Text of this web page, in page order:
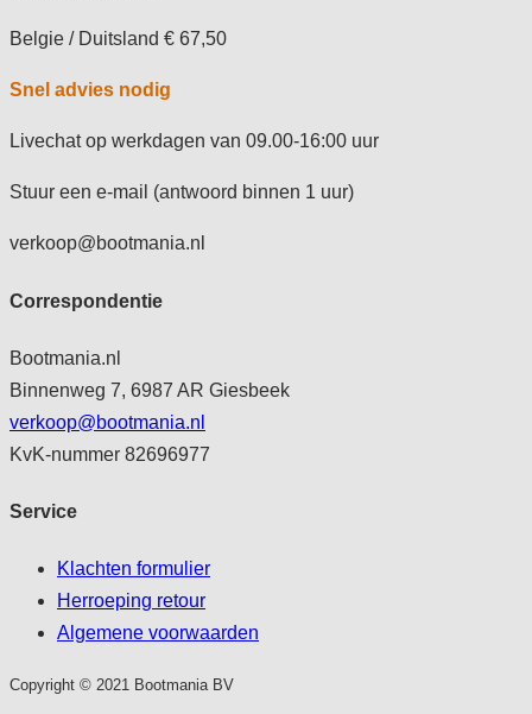
Belgie / Duitsland € 67,50
Snel advies nodig
Livechat op werkdagen van 09.00-16:00 uur
Stuur een e-mail (antwoord binnen 1 uur)
verkoop@bootmania.nl
Correspondentie
Bootmania.nl
Binnenweg 7, 6987 AR Giesbeek
verkoop@bootmania.nl
KvK-nummer 82696977
Service
Klachten formulier
Herroeping retour
Algemene voorwaarden
Copyright © 2021 Bootmania BV